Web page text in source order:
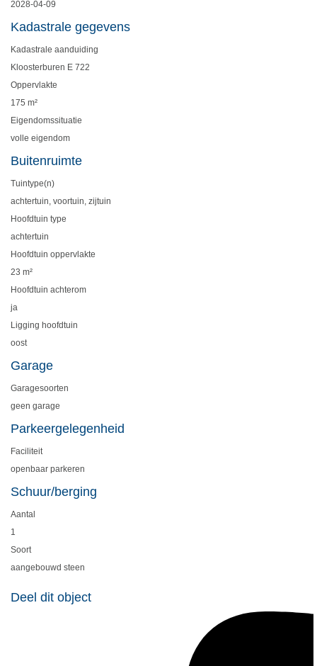
2028-04-09
Kadastrale gegevens
Kadastrale aanduiding
Kloosterburen E 722
Oppervlakte
175 m²
Eigendomssituatie
volle eigendom
Buitenruimte
Tuintype(n)
achtertuin, voortuin, zijtuin
Hoofdtuin type
achtertuin
Hoofdtuin oppervlakte
23 m²
Hoofdtuin achterom
ja
Ligging hoofdtuin
oost
Garage
Garagesoorten
geen garage
Parkeergelegenheid
Faciliteit
openbaar parkeren
Schuur/berging
Aantal
1
Soort
aangebouwd steen
Deel dit object